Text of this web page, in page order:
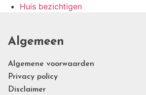
Huis bezichtigen
Algemeen
Algemene voorwaarden
Privacy policy
Disclaimer